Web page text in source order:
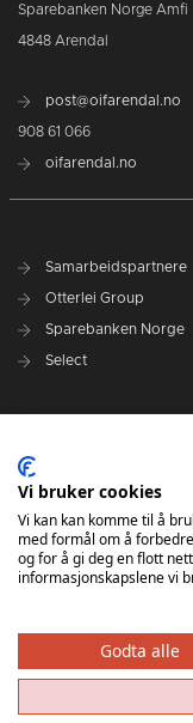
Sparebanken Norge Amfi
4848 Arendal
post@oifarendal.no
908 61 066
oifarendal.no
Samarbeidspartnere
Otterlei Group
Sparebanken Norge
Select
Spillerstall
Administrasjon
Styret
Vi bruker cookies
Vi kan kan komme til å
med formål om å
og for å gi deg en flott
informasjonskapslene vi
Godta alle